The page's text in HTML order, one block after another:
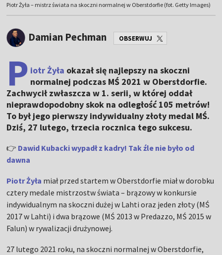
Piotr Żyła – mistrz świata na skoczni normalnej w Oberstdorfie (fot. Getty Images)
Damian Pechman OBSERWUJ
P iotr Żyła okazał się najlepszy na skoczni
normalnej podczas MŚ 2021 w Oberstdorfie.
Zachwycił zwłaszcza w 1. serii, w której oddał
nieprawdopodobny skok na odległość 105 metrów!
To był jego pierwszy indywidualny złoty medal MŚ.
Dziś, 27 lutego, trzecia rocznica tego sukcesu.
👉 Dawid Kubacki wypadł z kadry! Tak źle nie było od
dawna
Piotr Żyła miał przed startem w Oberstdorfie miał w dorobku
cztery medale mistrzostw świata – brązowy w konkursie
indywidualnym na skoczni dużej w Lahti oraz jeden złoty (MŚ
2017 w Lahti) i dwa brązowe (MŚ 2013 w Predazzo, MŚ 2015 w
Falun) w rywalizacji drużynowej.
27 lutego 2021 roku, na skoczni normalnej w Oberstdorfie,